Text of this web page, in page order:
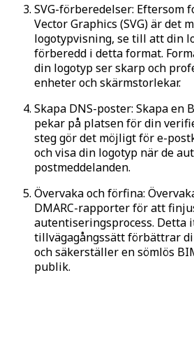
SVG-förberedelser: Eftersom
Vector Graphics (SVG) är det
logotypvisning, se till att din
förberedd i detta format.
din logotyp ser skarp och
enheter och skärmstorlekar.
Skapa DNS-poster: Skapa en
pekar på platsen för din
steg gör det möjligt för e-
och visa din logotyp när de
postmeddelanden.
Övervaka och förfina:
DMARC-rapporter för att
autentiseringsprocess. Detta
tillvägagångssätt förbättrar
och säkerställer en sömlös
publik.